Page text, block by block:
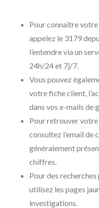
Pour connaître votre
appelez le 3179
l’entendre via un
24h/24 et 7j/7.
Vous pouvez
votre fiche client,
dans vos e-mails de
Pour retrouver
consultez l’email de
généralement
chiffres.
Pour des recherches
utilisez les pages
investigations.